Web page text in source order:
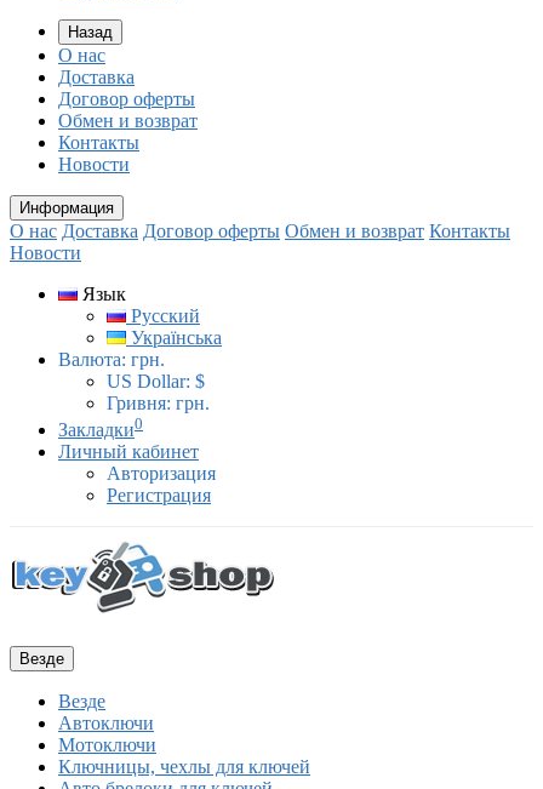
Назад
О нас
Доставка
Договор оферты
Обмен и возврат
Контакты
Новости
Информация
О нас Доставка Договор оферты Обмен и возврат Контакты
Новости
Язык
Русский
Українська
Валюта: грн.
US Dollar: $
Гривня: грн.
Закладки0
Личный кабинет
Авторизация
Регистрация
Везде
Везде
Автоключи
Мотоключи
Ключницы, чехлы для ключей